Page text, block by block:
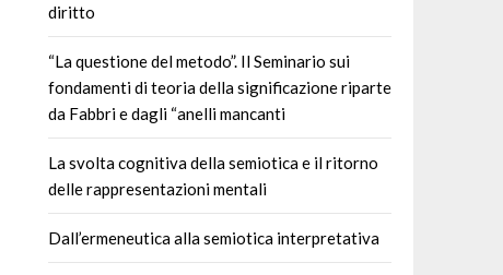
diritto
“La questione del metodo”. Il Seminario sui
fondamenti di teoria della significazione riparte
da Fabbri e dagli “anelli mancanti
La svolta cognitiva della semiotica e il ritorno
delle rappresentazioni mentali
Dall’ermeneutica alla semiotica interpretativa